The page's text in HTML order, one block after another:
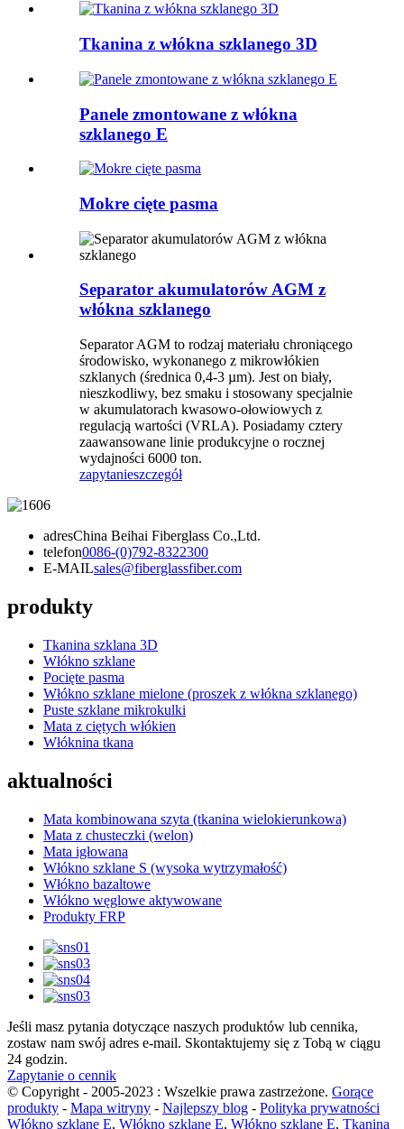
Tkanina z włókna szklanego 3D
Panele zmontowane z włókna
szklanego E
Mokre cięte pasma
Separator akumulatorów AGM z
włókna szklanego
Separator AGM to rodzaj materiału chroniącego
środowisko, wykonanego z mikrowłókien
szklanych (średnica 0,4-3 µm). Jest on biały,
nieszkodliwy, bez smaku i stosowany specjalnie
w akumulatorach kwasowo-ołowiowych z
regulacją wartości (VRLA). Posiadamy cztery
zaawansowane linie produkcyjne o rocznej
wydajności 6000 ton.
zapytanieszczegół
adresChina Beihai Fiberglass Co.,Ltd.
telefon0086-(0)792-8322300
E-MAILsales@fiberglassfiber.com
produkty
Tkanina szklana 3D
Włókno szklane
Pocięte pasma
Włókno szklane mielone (proszek z włókna szklanego)
Puste szklane mikrokulki
Mata z ciętych włókien
Włóknina tkana
aktualności
Mata kombinowana szyta (tkanina wielokierunkowa)
Mata z chusteczki (welon)
Mata igłowana
Włókno szklane S (wysoka wytrzymałość)
Włókno bazaltowe
Włókno węglowe aktywowane
Produkty FRP
Jeśli masz pytania dotyczące naszych produktów lub cennika,
zostaw nam swój adres e-mail. Skontaktujemy się z Tobą w ciągu
24 godzin.
Zapytanie o cennik
© Copyright - 2005-2023 : Wszelkie prawa zastrzeżone. Gorące
produkty - Mapa witryny - Najlepszy blog - Polityka prywatności
Włókno szklane E, Włókno szklane E, Włókno szklane E, Tkanina